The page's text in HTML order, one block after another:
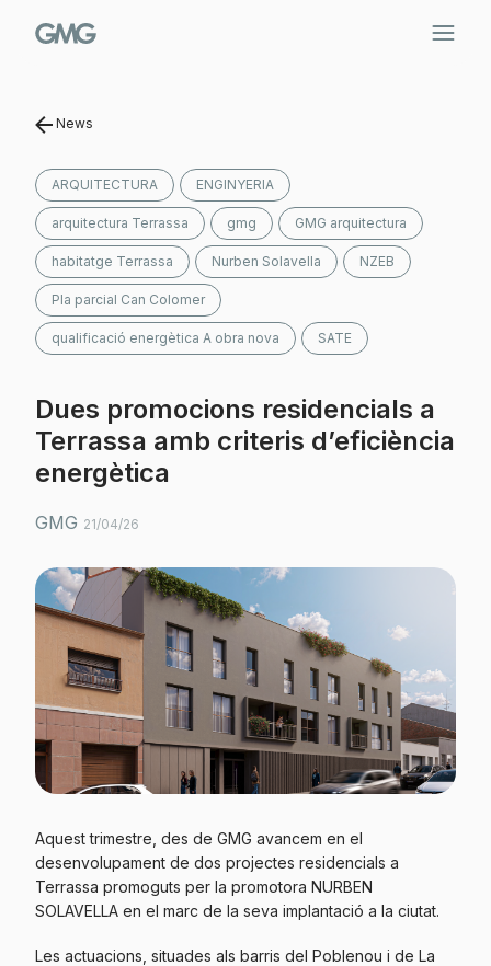
News
ARQUITECTURA ENGINYERIA
arquitectura Terrassa gmg GMG arquitectura
habitatge Terrassa Nurben Solavella NZEB
Pla parcial Can Colomer
qualificació energètica A obra nova SATE
Dues promocions residencials a
Terrassa amb criteris d’eficiència
energètica
GMG 21/04/26
Aquest trimestre, des de GMG avancem en el
desenvolupament de dos projectes residencials a
Terrassa promoguts per la promotora NURBEN
SOLAVELLA en el marc de la seva implantació a la ciutat.
Les actuacions, situades als barris del Poblenou i de La